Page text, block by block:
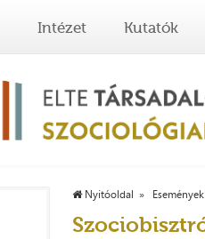
Intézet Kutatók
Nyitóoldal Események